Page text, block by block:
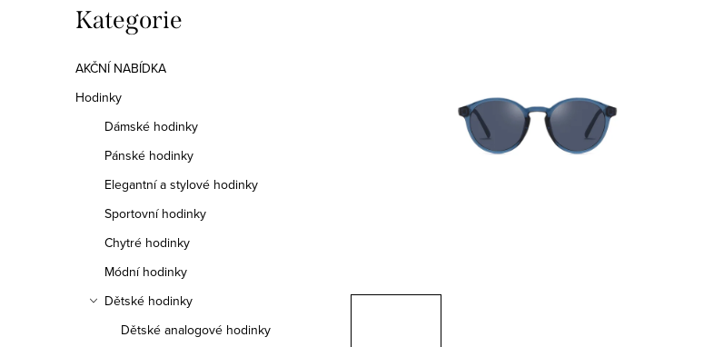
o
s
t
Přeskočit
kategorie
Kategorie
AKČNÍ NABÍDKA
Hodinky
Dámské hodinky
Pánské hodinky
Elegantní a stylové hodinky
Sportovní hodinky
Chytré hodinky
Módní hodinky
Dětské hodinky
Dětské analogové hodinky